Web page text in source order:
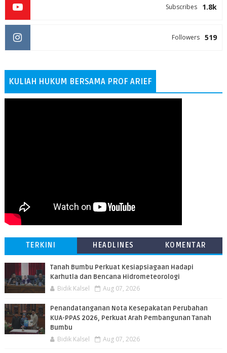
1.8k
Subscribes
519
Followers
KULIAH HUKUM BERSAMA PROF ARIEF
TERKINI HEADLINES KOMENTAR
Tanah Bumbu Perkuat Kesiapsiagaan Hadapi
Karhutla dan Bencana Hidrometeorologi
Bidik Kalsel Aug 07, 2026
Penandatanganan Nota Kesepakatan Perubahan
KUA-PPAS 2026, Perkuat Arah Pembangunan Tanah
Bumbu
Bidik Kalsel Aug 07, 2026